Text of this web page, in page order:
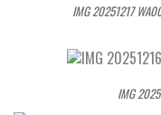
IMG 20251217
IMG